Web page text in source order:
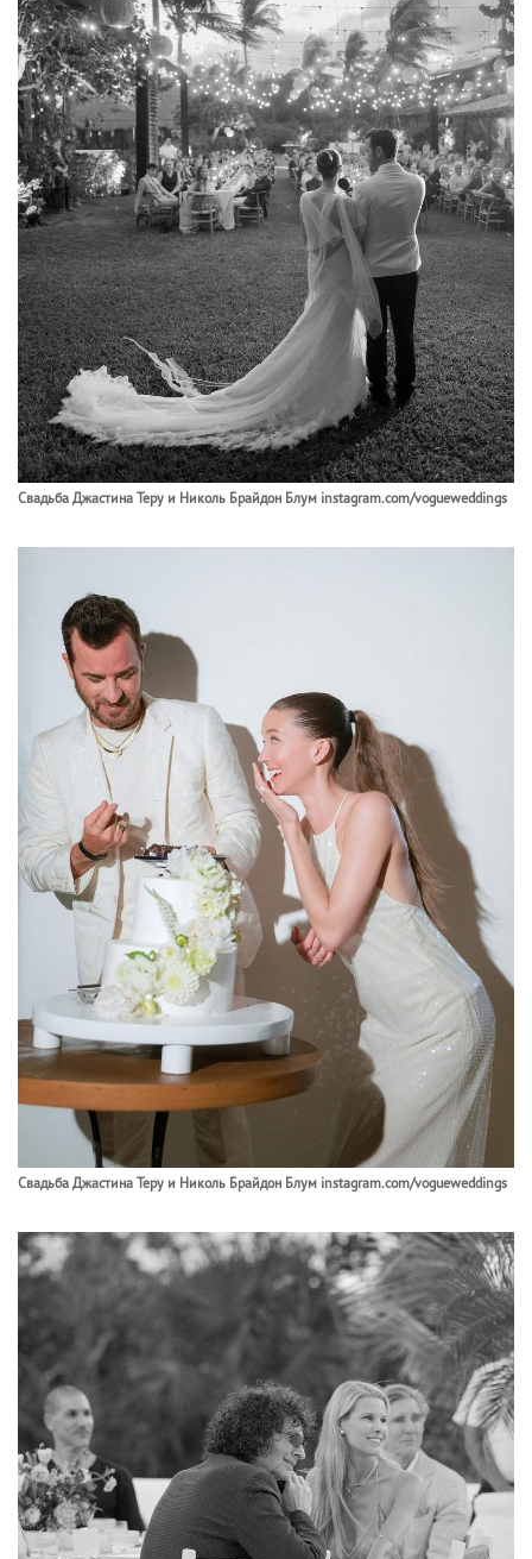
Свадьба Джастина Теру и Николь Брайдон Блум instagram.com/vogueweddings
Свадьба Джастина Теру и Николь Брайдон Блум instagram.com/vogueweddings